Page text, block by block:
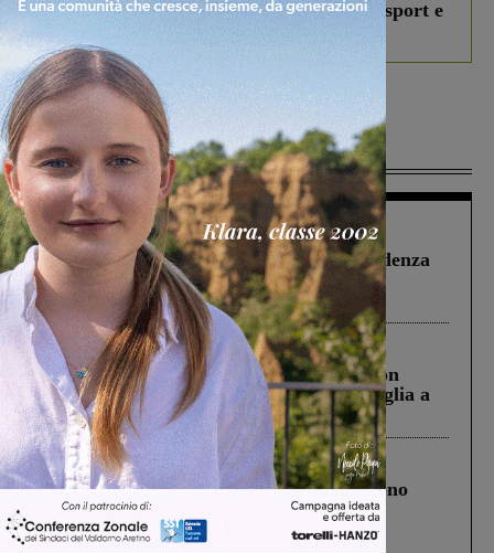
studenti coinvolti, torna il bando per lo sport e
debutta il podcast Estrair
Più lette
Figline Incisa Valdarno 1 Agosto 2026
Piscina di Figline finanziata oltre la scadenza
Pnrr, il gruppo di Fratelli d’Italia: “Un
ringraziamento al Governo”
Cronaca 3 Agosto 2026
Scomparso da una struttura di Castiglion
Fiorentino l’uomo che aveva ucciso la figlia a
Levane nel 2020
Cronaca 4 Agosto 2026
Un anno fa la strage in A1 in cui morirono
Gianni, Giulia e Franco. Lo schianto, il
processo, lo stop ai sorpassi fra tir....